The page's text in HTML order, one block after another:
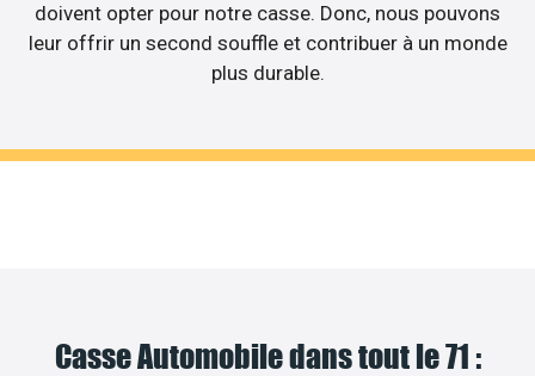
doivent opter pour notre casse. Donc, nous pouvons
leur offrir un second souffle et contribuer à un monde
plus durable.
Casse Automobile dans tout le 71 :